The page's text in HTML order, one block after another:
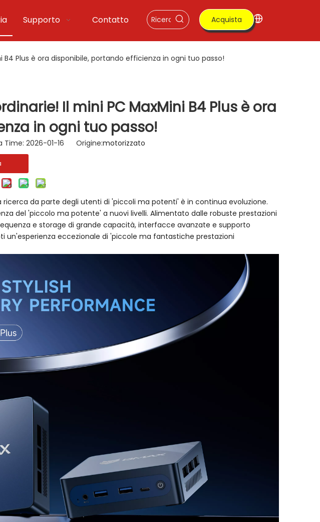
Supporto Contatto
Acquista
ora
Plus è ora disponibile, portando efficienza in ogni tuo passo!
Il mini PC MaxMini B4 Plus è ora
in ogni tuo passo!
2026-01-16 Origine:motorizzato
da parte degli utenti di 'piccoli ma potenti' è in continua evoluzione.
del 'piccolo ma potente' a nuovi livelli. Alimentato dalle robuste prestazioni
e storage di grande capacità, interfacce avanzate e supporto
un'esperienza eccezionale di 'piccole ma fantastiche prestazioni